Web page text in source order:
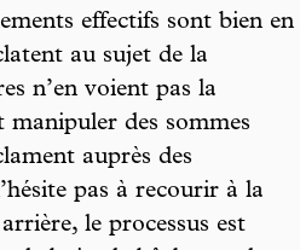
effectifs sont bien en
au sujet de la
n’en voient pas la
manipuler des sommes
auprès des
pas à recourir à la
le processus est